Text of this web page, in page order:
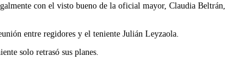
con el visto bueno de la oficial mayor, Claudia Beltrán,
entre regidores y el teniente Julián Leyzaola.
solo retrasó sus planes.